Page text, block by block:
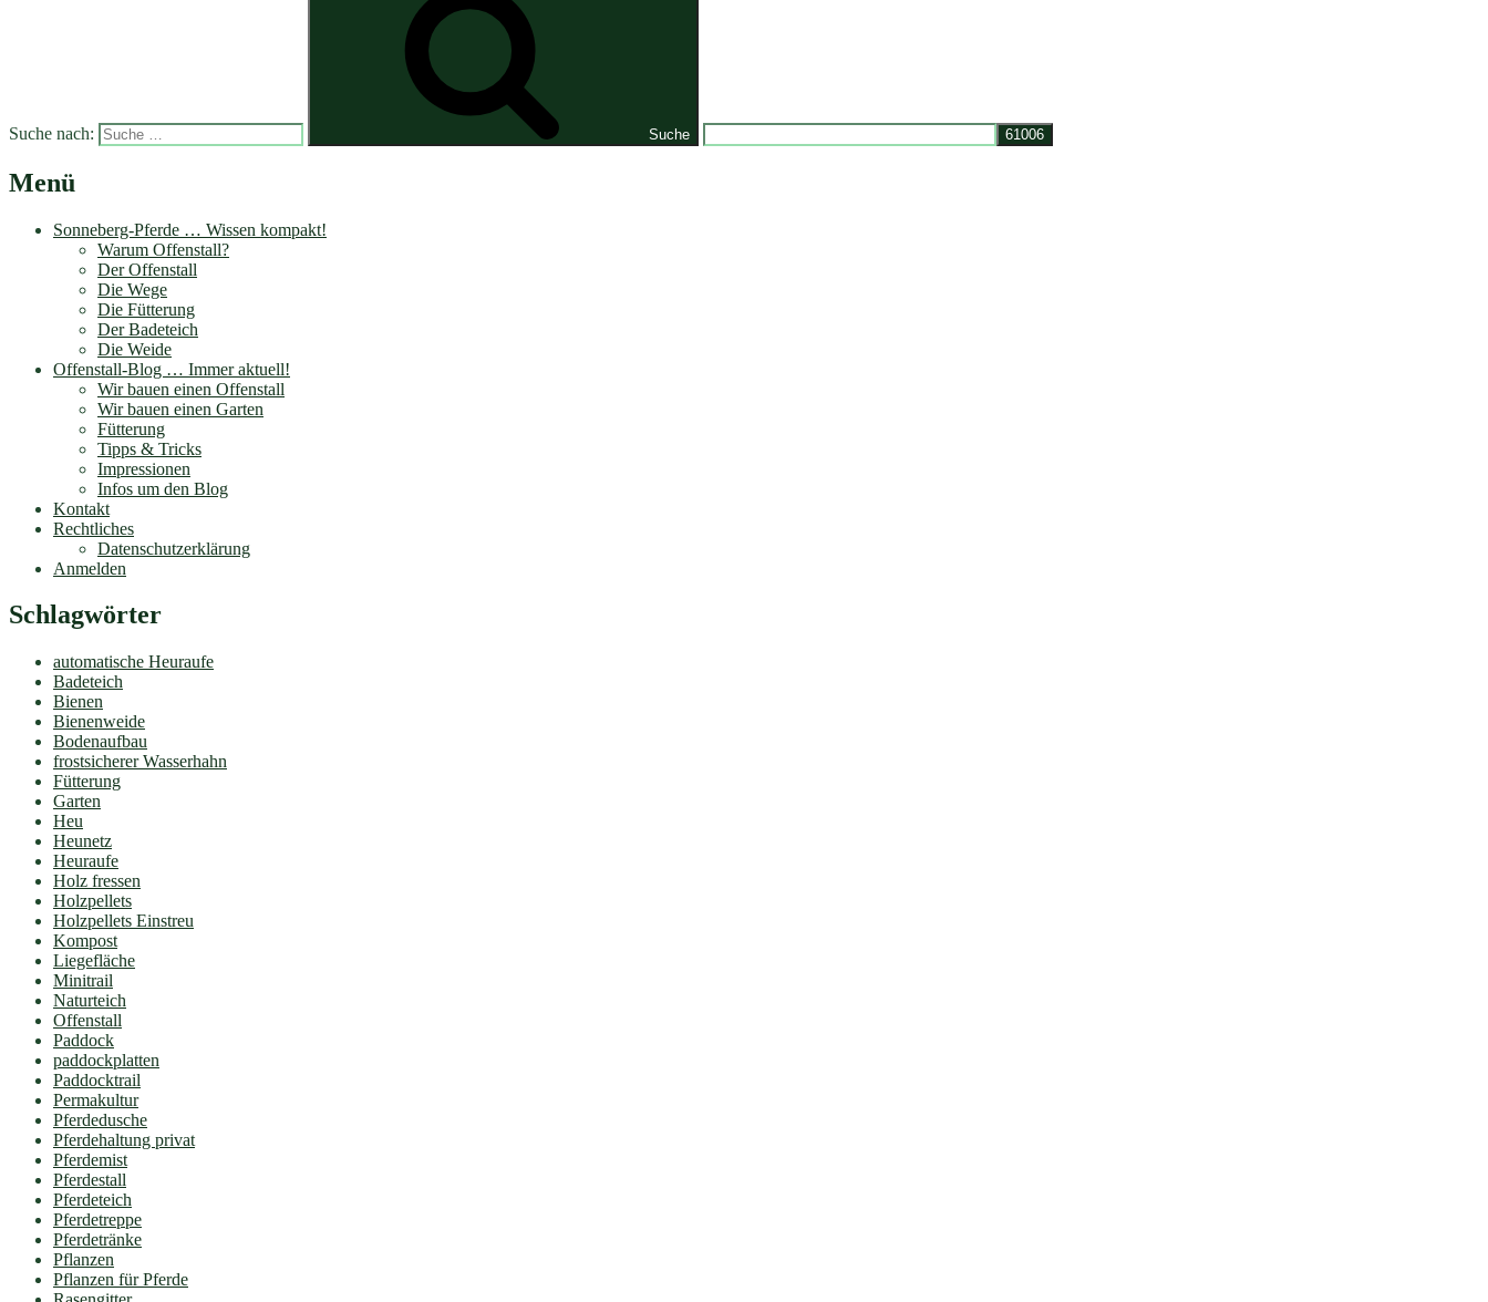
Suche nach: Suche
Menü
Sonneberg-Pferde … Wissen kompakt!
Warum Offenstall?
Der Offenstall
Die Wege
Die Fütterung
Der Badeteich
Die Weide
Offenstall-Blog … Immer aktuell!
Wir bauen einen Offenstall
Wir bauen einen Garten
Fütterung
Tipps & Tricks
Impressionen
Infos um den Blog
Kontakt
Rechtliches
Datenschutzerklärung
Anmelden
Schlagwörter
automatische Heuraufe
Badeteich
Bienen
Bienenweide
Bodenaufbau
frostsicherer Wasserhahn
Fütterung
Garten
Heu
Heunetz
Heuraufe
Holz fressen
Holzpellets
Holzpellets Einstreu
Kompost
Liegefläche
Minitrail
Naturteich
Offenstall
Paddock
paddockplatten
Paddocktrail
Permakultur
Pferdedusche
Pferdehaltung privat
Pferdemist
Pferdestall
Pferdeteich
Pferdetreppe
Pferdetränke
Pflanzen
Pflanzen für Pferde